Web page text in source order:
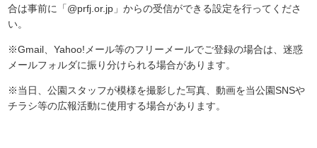
合は事前に「@prfj.or.jp」からの受信ができる設定を行ってくださ
い。
※Gmail、Yahoo!メール等のフリーメールでご登録の場合は、迷惑
メールフォルダに振り分けられる場合があります。
※当日、公園スタッフが模様を撮影した写真、動画を当公園SNSや
チラシ等の広報活動に使用する場合があります。